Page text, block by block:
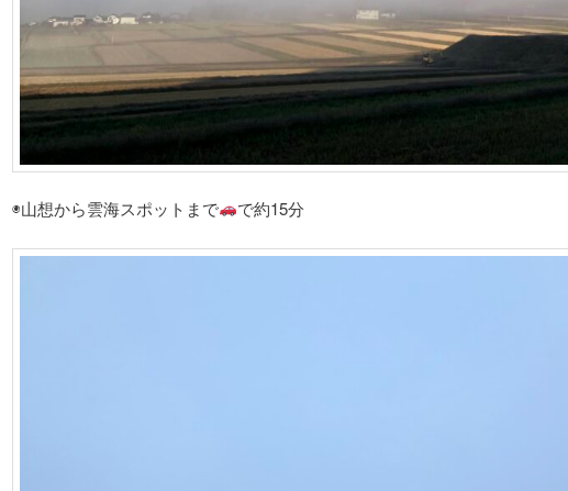
◉山想から雲海スポットまで で約15分